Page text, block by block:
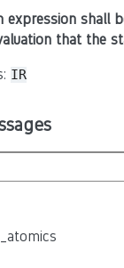
expression shall
that the
IR